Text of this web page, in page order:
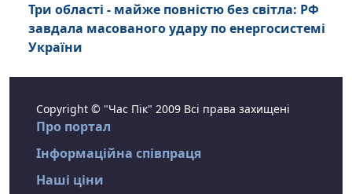
Три області - майже повністю без світла: РФ
завдала масованого удару по енергосистемі
України
Copyright © "Час Пік" 2009 Всі права захищені
Про портал
Інформаційна співпраця
Наші ціни